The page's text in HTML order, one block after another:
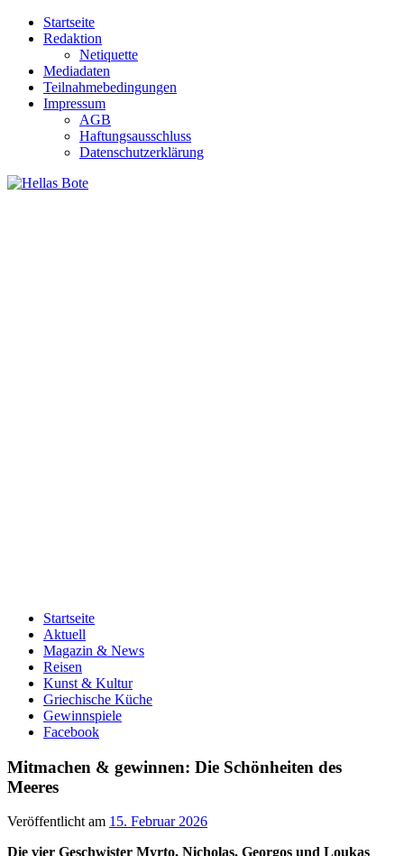
Zum
Inhalt
Startseite
Redaktion
Netiquette
Mediadaten
Teilnahmebedingungen
Impressum
AGB
Haftungsausschluss
Datenschutzerklärung
Startseite
Aktuell
Magazin & News
Reisen
Kunst & Kultur
Griechische Küche
Gewinnspiele
Facebook
Mitmachen & gewinnen: Die Schönheiten des
Meeres
Veröffentlicht am 15. Februar 2026
Die vier Geschwister Myrto, Nicholas, Georgos und Loukas